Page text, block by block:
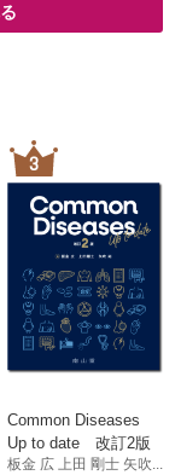
3
Common Diseases
Up to date 改訂2版
板金 広 上田 剛士 矢吹...